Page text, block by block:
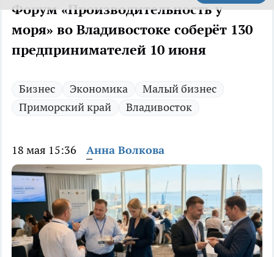
Форум «Производительность у
моря» во Владивостоке соберёт 130
предпринимателей 10 июня
Бизнес Экономика
Малый бизнес
Приморский край
Владивосток
18 мая 15:36 Анна Волкова